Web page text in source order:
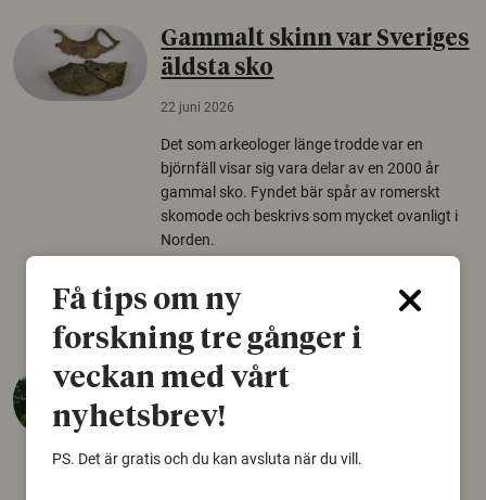
Gammalt skinn var Sveriges
äldsta sko
22 juni 2026
Det som arkeologer länge trodde var en
björnfäll visar sig vara delar av en 2000 år
gammal sko. Fyndet bär spår av romerskt
skomode och beskrivs som mycket ovanligt i
Norden.
Så mycket eklandskap
krävs för att rädda hotade
Få tips om ny
forskning tre gånger i
veckan med vårt
nyhetsbrev!
PS. Det är gratis och du kan avsluta när du vill.